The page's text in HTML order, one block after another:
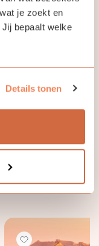
je zoekt en
bepaalt welke
Details tonen
dingen